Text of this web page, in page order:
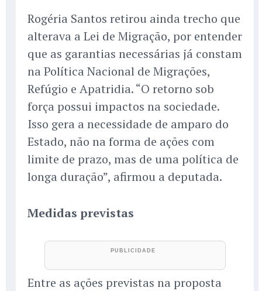
Rogéria Santos retirou ainda trecho que
alterava a Lei de Migração, por entender
que as garantias necessárias já constam
na Política Nacional de Migrações,
Refúgio e Apatridia. “O retorno sob
força possui impactos na sociedade.
Isso gera a necessidade de amparo do
Estado, não na forma de ações com
limite de prazo, mas de uma política de
longa duração”, afirmou a deputada.
Medidas previstas
Entre as ações previstas na proposta